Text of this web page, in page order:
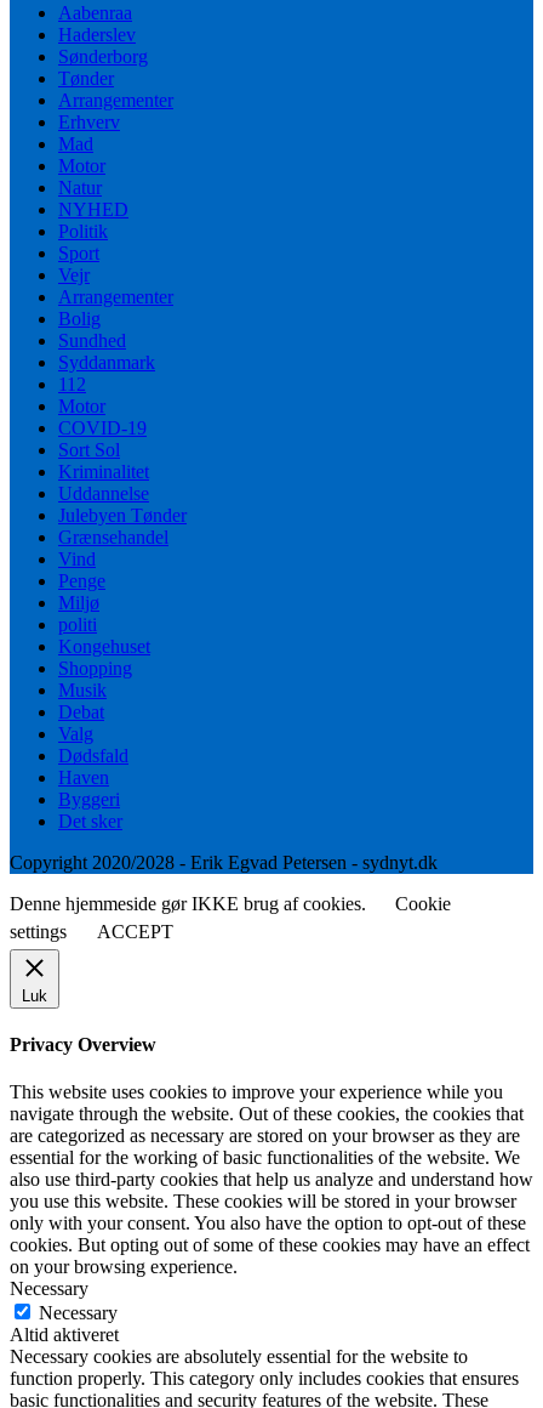
Aabenraa
Haderslev
Sønderborg
Tønder
Arrangementer
Erhverv
Mad
Motor
Natur
NYHED
Politik
Sport
Vejr
Arrangementer
Bolig
Sundhed
Syddanmark
112
Motor
COVID-19
Sort Sol
Kriminalitet
Uddannelse
Julebyen Tønder
Grænsehandel
Vind
Penge
Miljø
politi
Kongehuset
Shopping
Musik
Debat
Valg
Dødsfald
Haven
Byggeri
Det sker
Copyright 2020/2028 - Erik Egvad Petersen - sydnyt.dk
Denne hjemmeside gør IKKE brug af cookies.
Cookie
settings
ACCEPT
Luk
Privacy Overview
This website uses cookies to improve your experience while you
navigate through the website. Out of these cookies, the cookies that
are categorized as necessary are stored on your browser as they are
essential for the working of basic functionalities of the website. We
also use third-party cookies that help us analyze and understand how
you use this website. These cookies will be stored in your browser
only with your consent. You also have the option to opt-out of these
cookies. But opting out of some of these cookies may have an effect
on your browsing experience.
Necessary
Necessary
Altid aktiveret
Necessary cookies are absolutely essential for the website to
function properly. This category only includes cookies that ensures
basic functionalities and security features of the website. These